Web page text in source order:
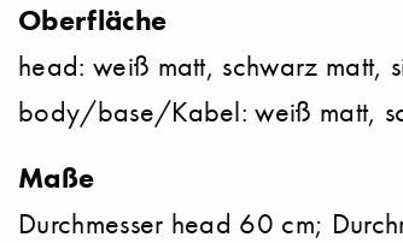
Oberfläche
head: weiß matt, schwarz matt,
body/base/Kabel: weiß matt,
Maße
Durchmesser head 60 cm;